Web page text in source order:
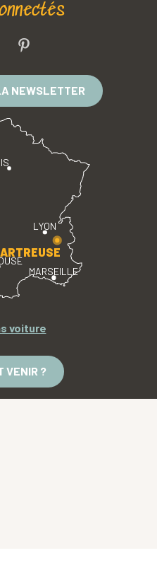
NEWSLETTER
LYON
MARSEILLE
voiture
VENIR ?